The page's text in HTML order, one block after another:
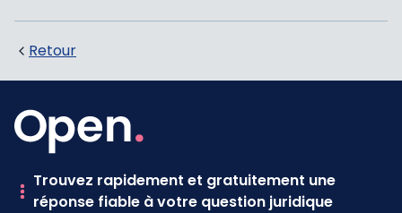
Retour
Trouvez rapidement et gratuitement une
réponse fiable à votre question juridique